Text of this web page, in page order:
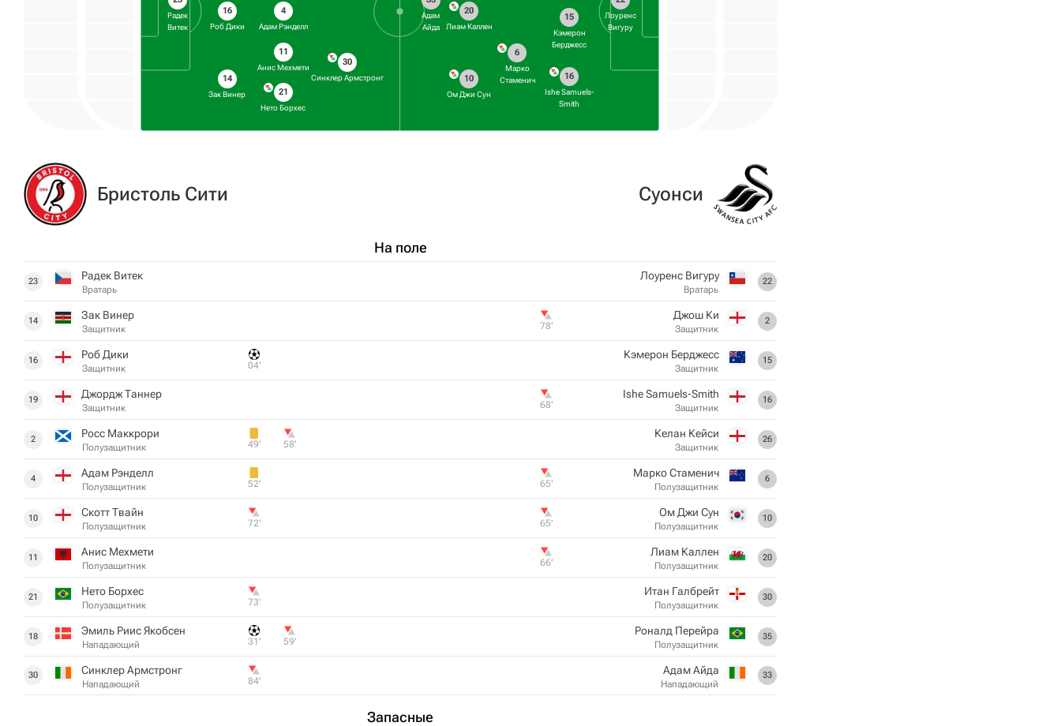
Радек
Витек
16
Роб Дики
14
Зак Винер
4
Адам Рэнделл
11
Анис Мехмети
21
Нето Борхес
30
Синклер Армстронг
Лоуренс
Вигуру
15
Кэмерон
Берджесс
16
Ishe Samuels-
Smith
6
Марко
Стаменич
20
Лиам Каллен
10
Ом Джи Сун
Адам
Айда
Бристоль Сити
На поле
23 Радек Витек
Вратарь
14 Зак Винер
Защитник
16 Роб Дики
Защитник 04‎’‎
19 Джордж Таннер
Защитник
2 Росс Маккрори
Полузащитник 49‎’‎ 58‎’‎
4 Адам Рэнделл
Полузащитник 52‎’‎
10 Скотт Твайн
Полузащитник 72‎’‎
11 Анис Мехмети
Полузащитник
21 Нето Борхес
Полузащитник 73‎’‎
18 Эмиль Риис Якобсен
Нападающий 31‎’‎ 59‎’‎
30 Синклер Армстронг
Нападающий 84‎’‎
Запасные
Суонси
22
Лоуренс Вигуру
Вратарь
2
Джош Ки
Защитник
78‎’‎
15
Кэмерон Берджесс
Защитник
16
Ishe Samuels-Smith
Защитник
68‎’‎
26
Келан Кейси
Защитник
6
Марко Стаменич
Полузащитник
65‎’‎
10
Ом Джи Сун
Полузащитник
65‎’‎
20
Лиам Каллен
Полузащитник
66‎’‎
30
Итан Галбрейт
Полузащитник
35
Роналд Перейра
Полузащитник
33
Адам Айда
Нападающий